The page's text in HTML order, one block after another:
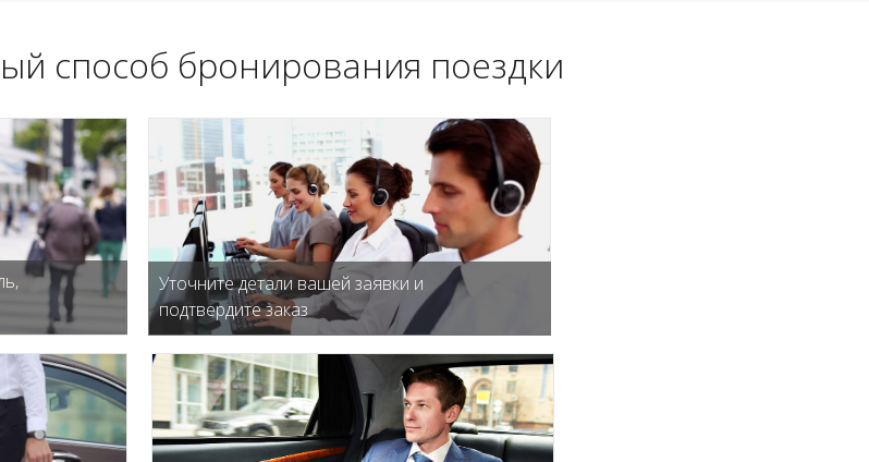
способ бронирования поездки
Уточните детали вашей заявки и
подтвердите заказ